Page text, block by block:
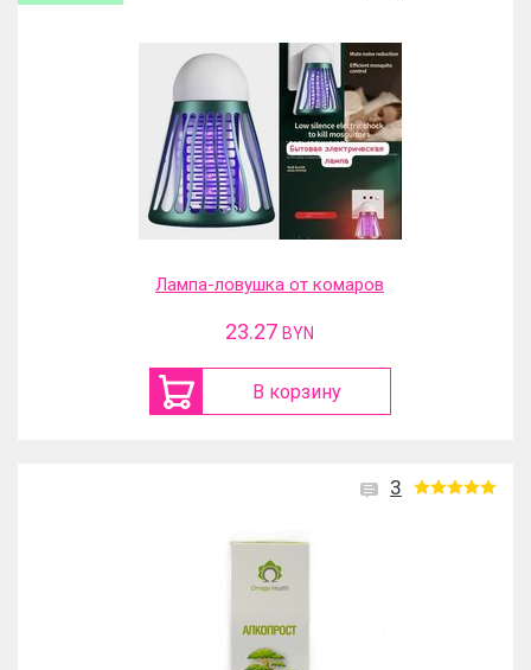
Лампа-ловушка от комаров
23.27 BYN
В корзину
3